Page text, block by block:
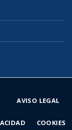
AVISO LEGAL
COOKIES